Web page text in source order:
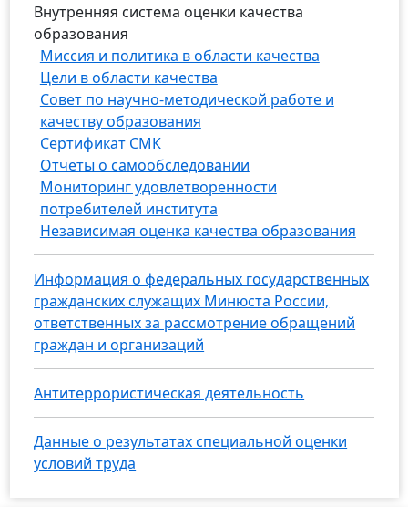
Внутренняя система оценки качества
образования
Миссия и политика в области качества
Цели в области качества
Совет по научно-методической работе и
качеству образования
Сертификат СМК
Отчеты о самообследовании
Мониторинг удовлетворенности
потребителей института
Независимая оценка качества образования
Информация о федеральных государственных
гражданских служащих Минюста России,
ответственных за рассмотрение обращений
граждан и организаций
Антитеррористическая деятельность
Данные о результатах специальной оценки
условий труда